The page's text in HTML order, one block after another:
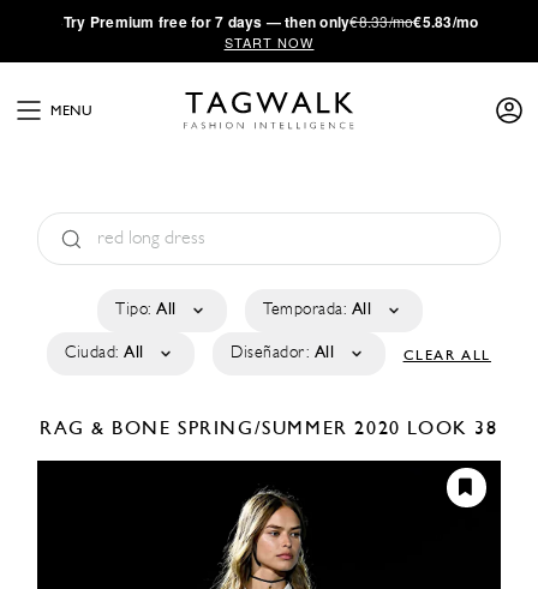
·Try Premium free for 7 days — then only€8.33/mo€5.83/mo
START NOW
MENU
Tipo: All Temporada: All
Ciudad: All Diseñador: All CLEAR ALL
RAG & BONE SPRING/SUMMER 2020 LOOK 38